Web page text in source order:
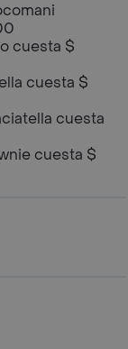
cuesta $
cuesta $
cuesta
cuesta $